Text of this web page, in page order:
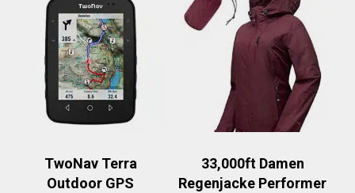
TwoNav Terra
Outdoor GPS
33,000ft Damen
Regenjacke Performer